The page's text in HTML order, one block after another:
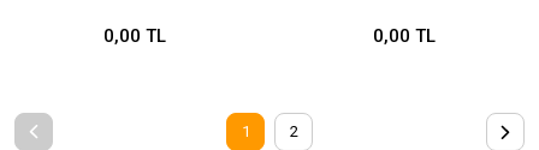
0,00 TL 0,00 TL
1 2